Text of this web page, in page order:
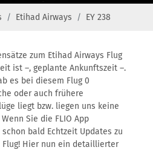
Etihad Airways EY 238
zum Etihad Airways Flug
ist –, geplante Ankunftszeit –.
es bei diesem Flug 0
oder auch frühere
liegt bzw. liegen uns keine
Sie die FLIO App
bald Echtzeit Updates zu
Hier nun ein detaillierter